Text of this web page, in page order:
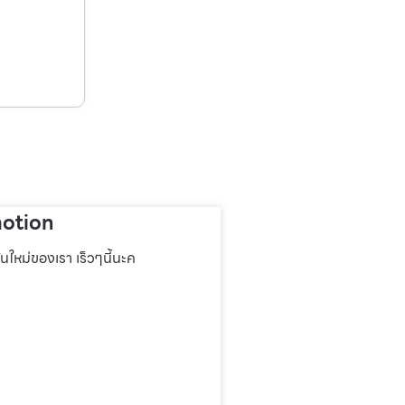
หม่ของเรา เร็วๆนี้นะค